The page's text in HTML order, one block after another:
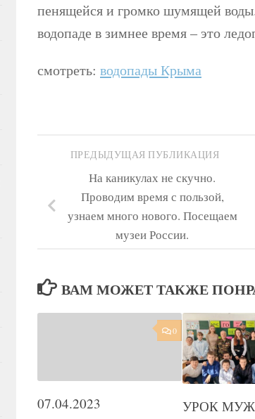
пенящейся и громко шумящей
водопаде в зимнее время – это
смотреть: водопады Крыма
ПРЕДЫДУЩАЯ ПУБЛИКАЦИЯ
На каникулах не скучно.
Проводим время с пользой,
узнаем много нового. Посещаем
музеи России.
ВАМ МОЖЕТ ТАКЖЕ
0
07.04.2023
УРОК